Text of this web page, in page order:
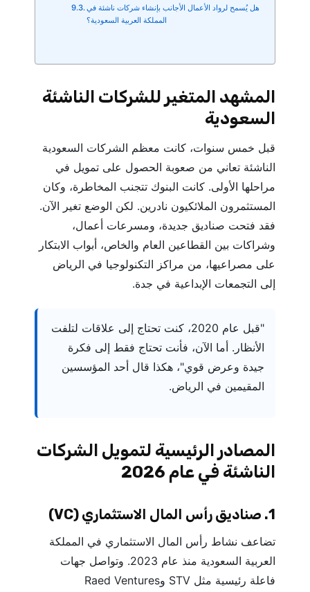
هل يُسمح لرواد الأعمال الأجانب بإنشاء شركات ناشئة في
المملكة العربية السعودية؟
المشهد المتغير للشركات الناشئة
السعودية
قبل خمس سنوات، كانت معظم الشركات السعودية
الناشئة تعاني من صعوبة الحصول على تمويل في
مراحلها الأولى. كانت البنوك تتجنب المخاطرة، وكان
المستثمرون الملائكيون نادرين. لكن الوضع تغير الآن.
فقد فتحت صناديق جديدة، ومسرعات أعمال،
وشراكات بين القطاعين العام والخاص، أبواب الابتكار
على مصراعيها، من مراكز التكنولوجيا في الرياض
إلى التجمعات الإبداعية في جدة.
"قبل عام 2020، كنت تحتاج إلى علاقات لتلفت
الأنظار. أما الآن، فأنت تحتاج فقط إلى فكرة
جيدة وعرض قوي"، هكذا قال أحد المؤسسين
المقيمين في الرياض.
المصادر الرئيسية لتمويل الشركات
الناشئة في عام 2026
1. صناديق رأس المال الاستثماري (VC)
تضاعف نشاط رأس المال الاستثماري في المملكة
العربية السعودية منذ عام 2023. وتواصل جهات
فاعلة رئيسية مثل STV وRaed Ventures